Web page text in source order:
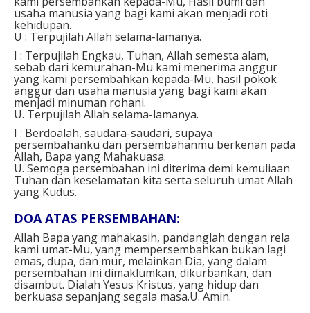
usaha manusia yang bagi kami akan menjadi roti
kehidupan.
U : Terpujilah Allah selama-lamanya.
I : Terpujilah Engkau, Tuhan, Allah semesta alam,
sebab dari kemurahan-Mu kami menerima anggur
yang kami persembahkan kepada-Mu, hasil pokok
anggur dan usaha manusia yang bagi kami akan
menjadi minuman rohani.
U. Terpujilah Allah selama-lamanya.
I : Berdoalah, saudara-saudari, supaya
persembahanku dan persembahanmu berkenan pada
Allah, Bapa yang Mahakuasa.
U. Semoga persembahan ini diterima demi kemuliaan
Tuhan dan keselamatan kita serta seluruh umat Allah
yang Kudus.
DOA ATAS PERSEMBAHAN:
Allah Bapa yang mahakasih, pandanglah dengan rela
kami umat-Mu, yang mempersembahkan bukan lagi
emas, dupa, dan mur, melainkan Dia, yang dalam
persembahan ini dimaklumkan, dikurbankan, dan
disambut. Dialah Yesus Kristus, yang hidup dan
berkuasa sepanjang segala masa.U. Amin.